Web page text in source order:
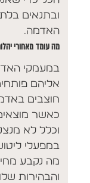
ובתנאים
האדמה.
מה עומד מאחורי
במעמקי
אליהם
חוצבים
כאשר
וכלל לא
במפעלי
מה נקבע
והבהירות